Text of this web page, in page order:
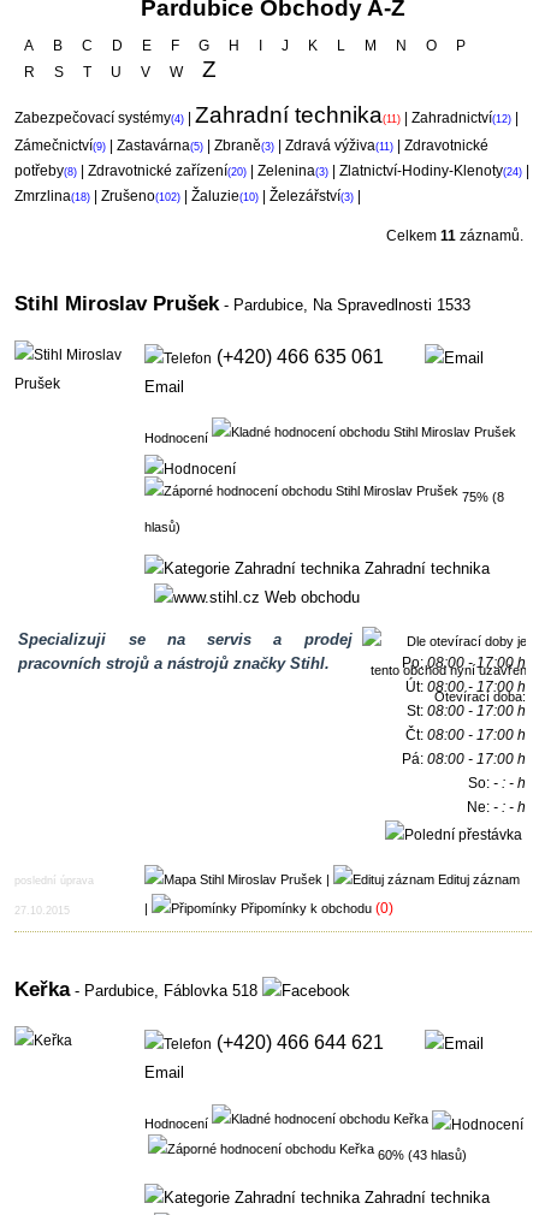
Pardubice Obchody A-Z
A B C D E F G H J K L M N O
P
R
S T U V W Z
Zabezpečovací systémy(4) |Zahradní technika(11) |Zahradnictví(12)
Zámečnictví(9) |Zastavárna(5) |Zbraně(3) |Zdravá výživa(11) |Zdravotnické
potřeby(8) |Zdravotnické zařízení(20) |Zelenina(3) |Zlatnictví-Hodiny-Klenoty(24)
Zmrzlina(18) |Zrušeno(102) |Žaluzie(10) |Železářství(3)
Celkem 11záznamů.
Stihl Miroslav Prušek- Pardubice, Na Spravedlnosti 1533
(+420) 466 635 061
Email
Hodnocení
75% (8
hlasů)
Zahradní technika
Web obchodu
Specializuji se na servis a prodej
pracovních strojů a nástrojů značky Stihl.
Otevírací doba:
Po:08:00 - 17:00 h
Út:08:00 - 17:00 h
St:08:00 - 17:00 h
Čt:08:00 - 17:00 h
Pá:08:00 - 17:00 h
So:- : - h
Ne:- : - h
poslední úprava
27.10.2015
Edituj záznam
Připomínky k obchodu (0)
Keřka- Pardubice, Fáblovka 518
(+420) 466 644 621
Email
Hodnocení
60% (43 hlasů)
Zahradní technika